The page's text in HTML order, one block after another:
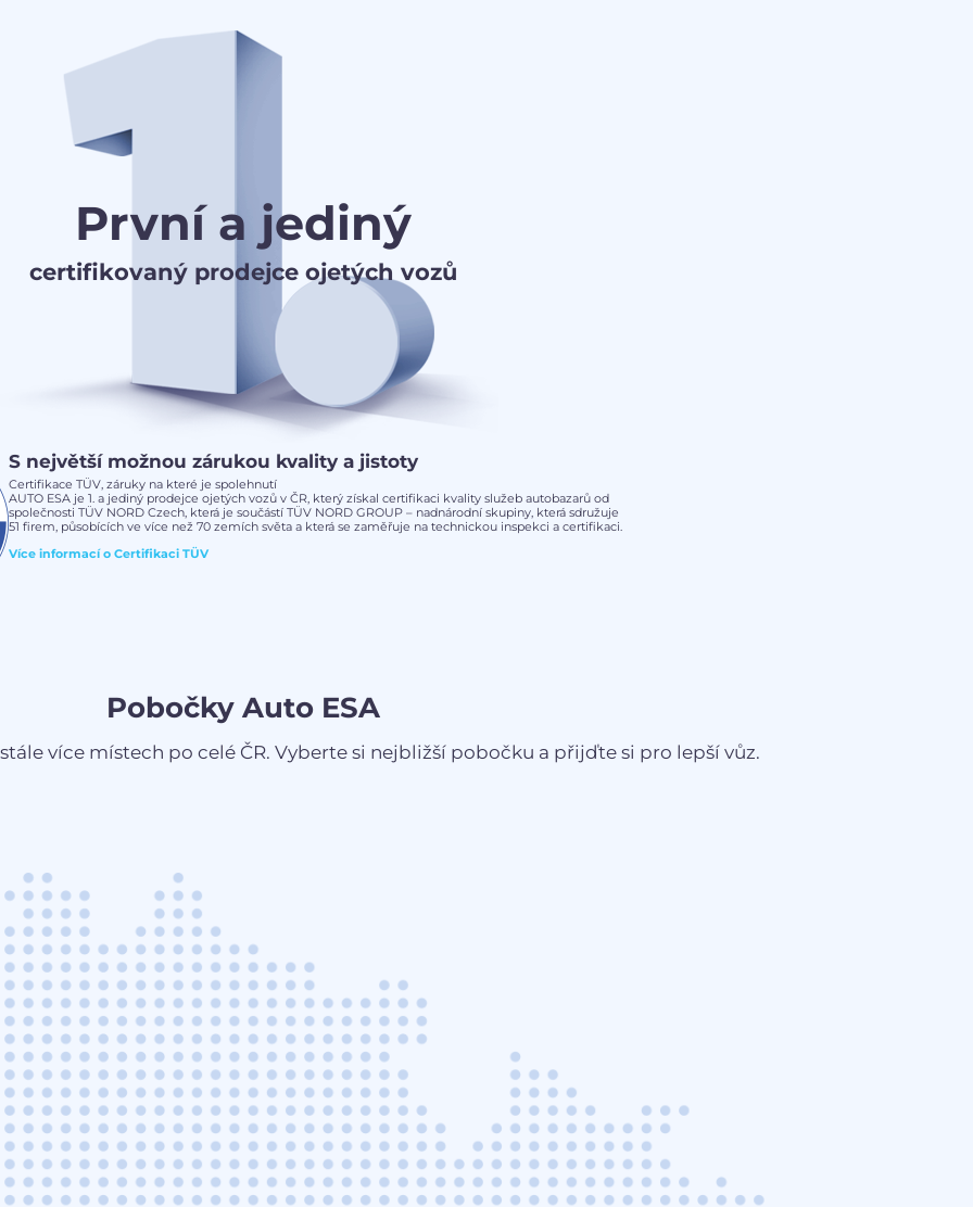
První a jediný
certifikovaný prodejce ojetých vozů
S největší možnou zárukou kvality a jistoty
Certifikace TÜV, záruky na které je spolehnutí
AUTO ESA je 1. a jediný prodejce ojetých vozů v ČR, který získal certifikaci kvality služeb autobazarů od
společnosti TÜV NORD Czech, která je součástí TÜV NORD GROUP – nadnárodní skupiny, která sdružuje
51 firem, působících ve více než 70 zemích světa a která se zaměřuje na technickou inspekci a certifikaci.
Více informací o Certifikaci TÜV
Pobočky Auto ESA
více místech po celé ČR. Vyberte si nejbližší pobočku a přijďte si pro lepší vůz.